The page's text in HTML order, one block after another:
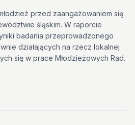
przed zaangażowaniem się
śląskim. W raporcie
badania przeprowadzonego
działających na rzecz lokalnej
się w prace Młodzieżowych Rad.